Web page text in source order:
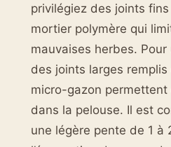
privilégiez des joints
mortier polymère qui
mauvaises herbes.
des joints larges
micro-gazon permettent
dans la pelouse. Il est
une légère pente de 1 à